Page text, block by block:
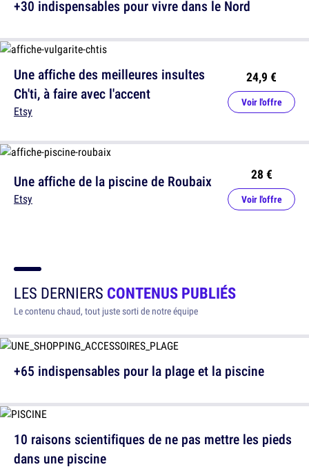
+30 indispensables pour vivre dans le Nord
Une affiche de la piscine de Roubaix
Etsy
28 €
Voir l'offre
Une affiche des meilleures insultes
Ch'ti, à faire avec l'accent
Etsy
24,9 €
Voir l'offre
LES DERNIERS CONTENUS PUBLIÉS
Le contenu chaud, tout juste sorti de notre équipe
+65 indispensables pour la plage et la piscine
10 raisons scientifiques de ne pas mettre les pieds
dans une piscine